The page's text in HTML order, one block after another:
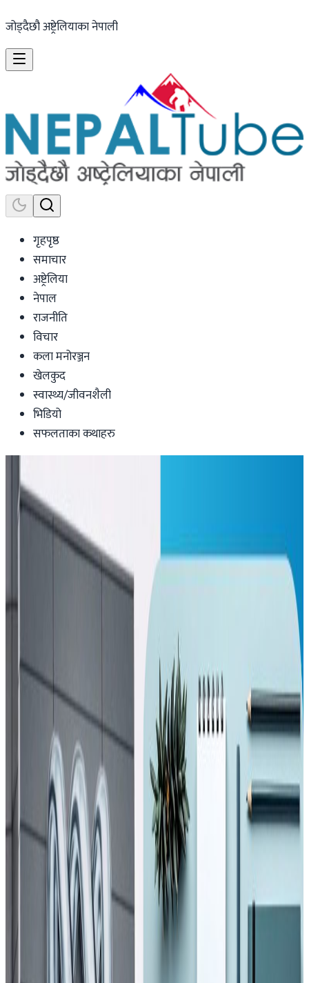
जोड्दैछौ अष्ट्रेलियाका नेपाली
गृहपृष्ठ
समाचार
अष्ट्रेलिया
नेपाल
राजनीति
विचार
कला मनोरञ्जन
खेलकुद
स्वास्थ्य/जीवनशैली
भिडियो
सफलताका कथाहरु
होर्मुज क्षेत्रबाट एक नेपाली इरानको कब्जामा
सामाजिक सञ्जालमा अफवाह फैल्याएको अभियोगमा ७ जना पक्राउ
Nepal Tube
Friday, 2026 March 20 / 11:02 pm
अ+